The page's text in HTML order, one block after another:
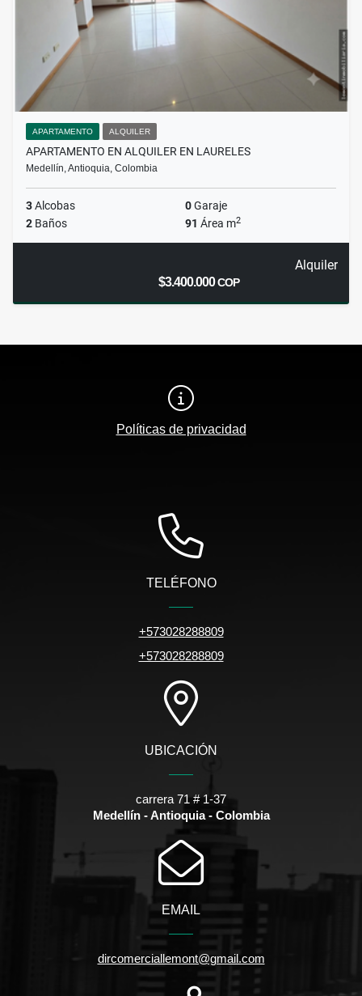
APARTAMENTO ALQUILER
APARTAMENTO EN ALQUILER EN LAURELES
Medellín, Antioquia, Colombia
3Alcobas 0Garaje
2 Baños 91 Área m2
Alquiler
$3.400.000COP
Políticas de privacidad
TELÉFONO
+573028288809
+573028288809
UBICACIÓN
carrera 71 # 1-37
Medellín - Antioquia - Colombia
EMAIL
dircomerciallemont@gmail.com